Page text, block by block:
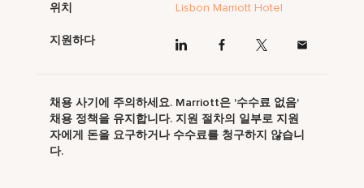
위치 Lisbon Marriott Hotel
지원하다
채용 사기에 주의하세요. Marriott은 '수수료 없음'
채용 정책을 유지합니다. 지원 절차의 일부로 지원
자에게 돈을 요구하거나 수수료를 청구하지 않습니
다.